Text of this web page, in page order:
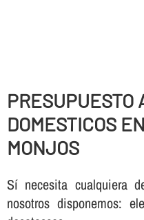
PRESUPUESTO
DOMESTICOS
MONJOS
Sí necesita cualquiera
nosotros disponemos: